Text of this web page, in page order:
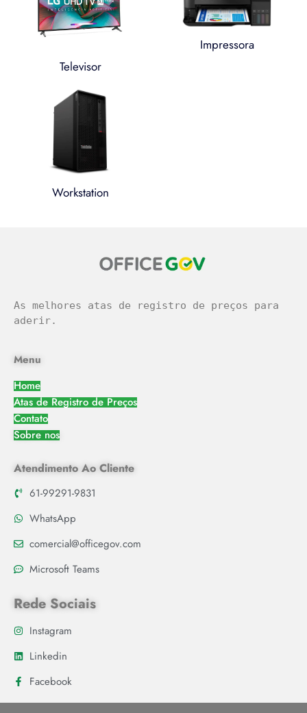
Televisor
Impressora
Workstation
As melhores atas de registro de preços para
aderir.
Menu
Home
Atas de Registro de Preços
Contato
Sobre nos
Atendimento Ao Cliente
61-99291-9831
WhatsApp
comercial@officegov.com
Microsoft Teams
Rede Sociais
Instagram
Linkedin
Facebook